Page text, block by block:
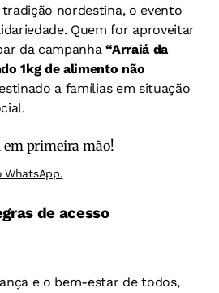
nordestina, o evento
Quem for aproveitar
da campanha“Arraiá da
1kg de alimento não
a famílias em situação
em primeira mão!
WhatsApp.
de acesso
e o bem-estar de todos,